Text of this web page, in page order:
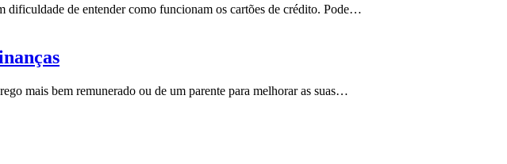
dificuldade de entender como funcionam os cartões de crédito. Pode…
mais bem remunerado ou de um parente para melhorar as suas…